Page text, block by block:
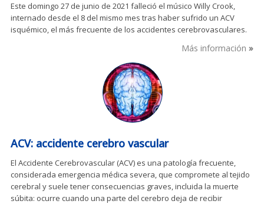
Este domingo 27 de junio de 2021 falleció el músico Willy Crook,
internado desde el 8 del mismo mes tras haber sufrido un ACV
isquémico, el más frecuente de los accidentes cerebrovasculares.
Más información
ACV: accidente cerebro vascular
El Accidente Cerebrovascular (ACV) es una patología frecuente,
considerada emergencia médica severa, que compromete al tejido
cerebral y suele tener consecuencias graves, incluida la muerte
súbita: ocurre cuando una parte del cerebro deja de recibir